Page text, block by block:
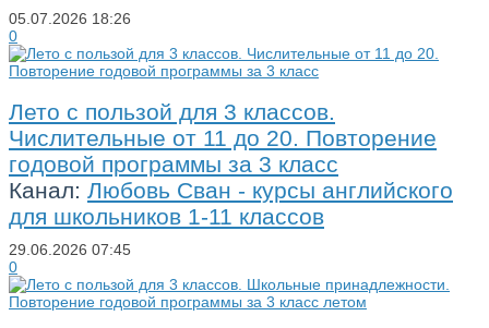
05.07.2026 18:26
0
Лето с пользой для 3 классов.
Числительные от 11 до 20. Повторение
годовой программы за 3 класс
Канал: Любовь Сван - курсы английского
для школьников 1-11 классов
29.06.2026 07:45
0